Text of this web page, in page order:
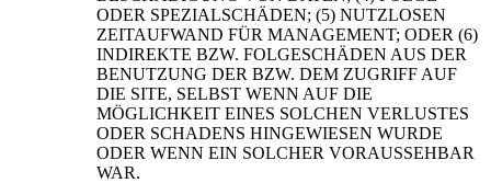
ODER SPEZIALSCHÄDEN; (5) NUTZLOSEN
ZEITAUFWAND FÜR MANAGEMENT; ODER (6)
INDIREKTE BZW. FOLGESCHÄDEN AUS DER
BENUTZUNG DER BZW. DEM ZUGRIFF AUF
DIE SITE, SELBST WENN AUF DIE
MÖGLICHKEIT EINES SOLCHEN VERLUSTES
ODER SCHADENS HINGEWIESEN WURDE
ODER WENN EIN SOLCHER VORAUSSEHBAR
WAR.